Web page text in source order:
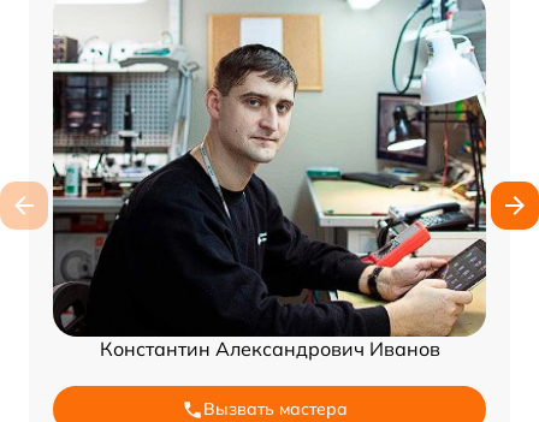
Константин Александрович Иванов
Вызвать мастера